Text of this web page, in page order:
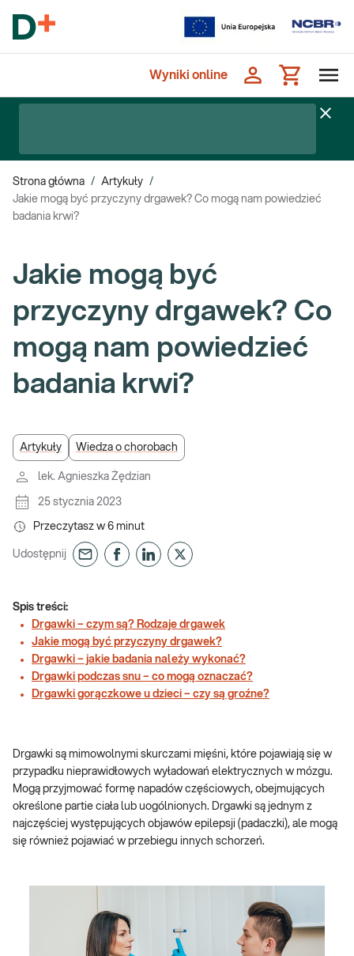
Wyniki online
Strona główna / Artykuły /
Jakie mogą być przyczyny drgawek? Co mogą nam powiedzieć
badania krwi?
Jakie mogą być
przyczyny drgawek? Co
mogą nam powiedzieć
badania krwi?
Artykuły Wiedza o chorobach
lek. Agnieszka Żędzian
25 stycznia 2023
Przeczytasz w 6 minut
Udostępnij
Spis treści:
Drgawki – czym są? Rodzaje drgawek
Jakie mogą być przyczyny drgawek?
Drgawki – jakie badania należy wykonać?
Drgawki podczas snu – co mogą oznaczać?
Drgawki gorączkowe u dzieci – czy są groźne?
Drgawki są mimowolnymi skurczami mięśni, które pojawiają się w
przypadku nieprawidłowych wyładowań elektrycznych w mózgu.
Mogą przyjmować formę napadów częściowych, obejmujących
określone partie ciała lub uogólnionych. Drgawki są jednym z
najczęściej występujących objawów epilepsji (padaczki), ale mogą
się również pojawiać w przebiegu innych schorzeń.